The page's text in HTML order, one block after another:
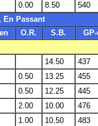
0.00 8.50
540
En Passant
O.R. S.B.
14.50
437
0.50 13.25
455
0.50 12.25
445
2.00 10.00
476
1.00 10.50
483